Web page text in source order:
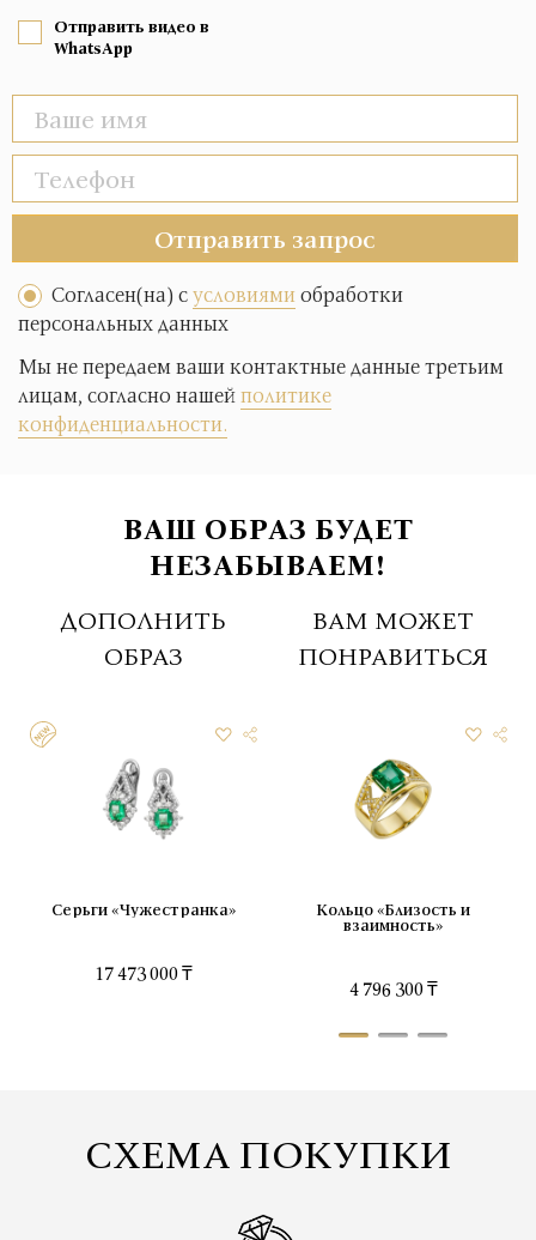
Отправить видео в
WhatsApp
Отправить запрос
Согласен(на) сусловиямиобработки
персональных данных
Мы не передаем ваши контактные данные третьим
лицам, согласно нашейполитике
конфиденциальности.
ВАШ ОБРАЗ БУДЕТ
НЕЗАБЫВАЕМ!
ДОПОЛНИТЬ
ОБРАЗ
Серьги «Чужестранка»
17 473 000 ₸
ВАМ МОЖЕТ
ПОНРАВИТЬСЯ
Кольцо «Близость и
взаимность»
4 796 300 ₸
СХЕМА ПОКУПКИ